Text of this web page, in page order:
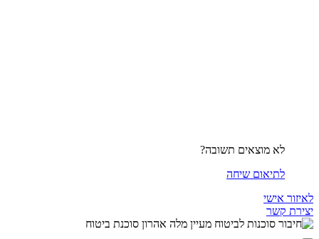
לא מוצאים תשובה?
לתיאום שיחה
לאיזור אישי
יצירת קשר